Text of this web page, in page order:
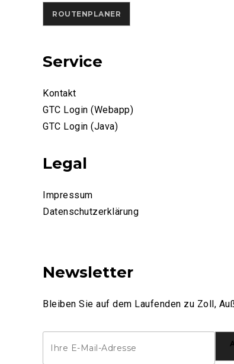
ROUTENPLANER
Service
Kontakt
GTC Login (Webapp)
GTC Login (Java)
Legal
Impressum
Datenschutzerklärung
Newsletter
Bleiben Sie auf dem Laufenden zu Zoll,